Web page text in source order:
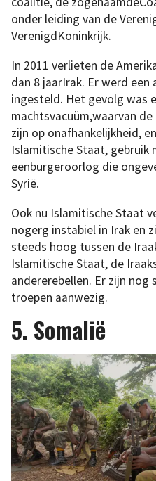
onder leiding van de
VerenigdKoninkrijk.
In 2011 verlieten de
dan 8 jaarIrak. Er werd
ingesteld. Het gevolg was
machtsvacuüm,waarvan
zijn op onafhankelijkheid,
Islamitische Staat, gebruik
eenburgeroorlog die
Syrië.
Ook nu Islamitische Staat
nogerg instabiel in Irak en
steeds hoog tussen de
Islamitische Staat, de
andererebellen. Er zijn nog
troepen aanwezig.
5. Somalië